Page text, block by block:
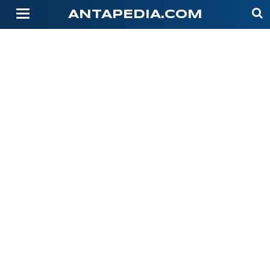
ANTAPEDIA.COM